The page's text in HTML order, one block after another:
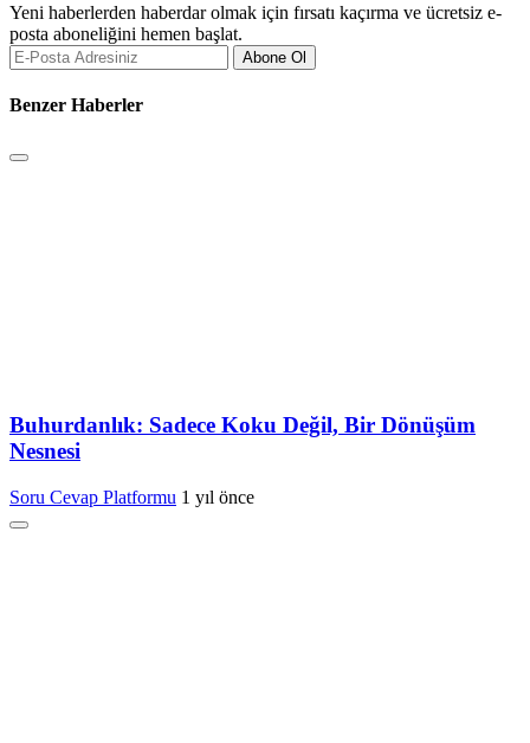
Yeni haberlerden haberdar olmak için fırsatı kaçırma ve ücretsiz e-
posta aboneliğini hemen başlat.
Abone Ol
Benzer Haberler
Buhurdanlık: Sadece Koku Değil, Bir Dönüşüm
Nesnesi
Soru Cevap Platformu 1 yıl önce